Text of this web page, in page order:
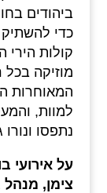
ביהודים
כדי להשתיק
קולות הירי
מוזיקה
המאוחרות
למוות,
נתפסו
צימן, מנהל